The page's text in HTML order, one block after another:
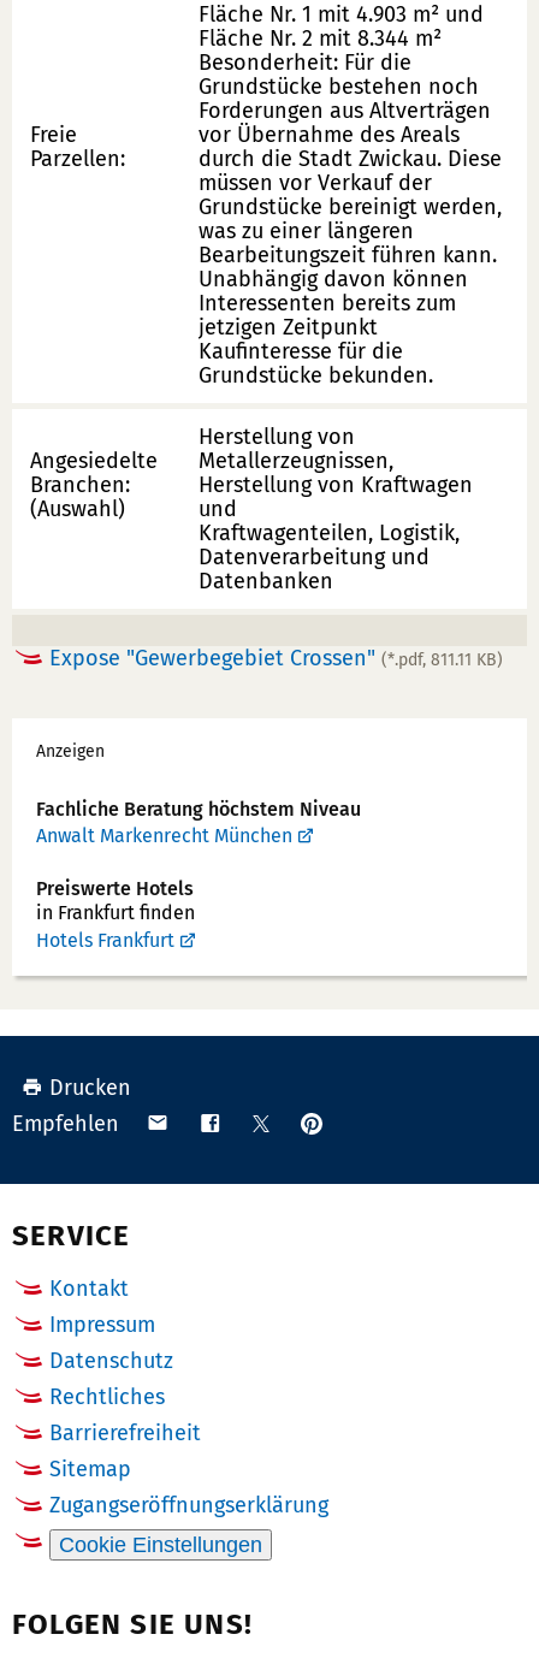
Freie
Parzellen:
Fläche Nr. 1 mit 4.903 m² und
Fläche Nr. 2 mit 8.344 m²
Besonderheit: Für die
Grundstücke bestehen noch
Forderungen aus Altverträgen
vor Übernahme des Areals
durch die Stadt Zwickau. Diese
müssen vor Verkauf der
Grundstücke bereinigt werden,
was zu einer längeren
Bearbeitungszeit führen kann.
Unabhängig davon können
Interessenten bereits zum
jetzigen Zeitpunkt
Kaufinteresse für die
Grundstücke bekunden.
Angesiedelte
Branchen:
(Auswahl)
Herstellung von
Metallerzeugnissen,
Herstellung von Kraftwagen
und
Kraftwagenteilen, Logistik,
Datenverarbeitung und
Datenbanken
Expose "Gewerbegebiet Crossen" (*.pdf, 811.11 KB)
Werbung
Anzeigen
Fachliche Beratung höchstem Niveau
Anwalt Markenrecht München
Preiswerte Hotels
in Frankfurt finden
Hotels Frankfurt
Drucken
Empfehlen
Teilen Teilen TeilenAnpinnen
SERVICE
Kontakt
Impressum
Datenschutz
Rechtliches
Barrierefreiheit
Sitemap
Zugangseröffnungserklärung
Cookie Einstellungen
FOLGEN SIE UNS!